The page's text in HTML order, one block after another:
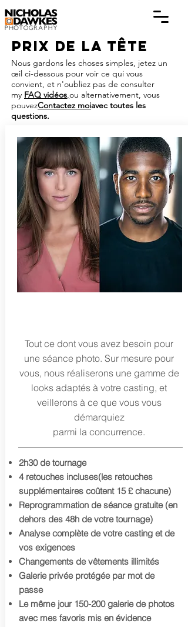
Prix de la tête
Nous gardons les choses simples, jetez un
œil ci-dessous pour voir ce qui vous
convient, et n'oubliez pas de consulter
my FAQ vidéos,ou alternativement, vous
pouvezContactez moiavec toutes les
questions.
Tout ce dont vous avez besoin pour
une séance photo. Sur mesure pour
vous, nous réaliserons une gamme de
looks adaptés à votre casting, et
veillerons à ce que vous vous
démarquiez
parmi la concurrence.
2h30 de tournage
4 retouches incluses(les retouches
supplémentaires coûtent 15 £ chacune)
Reprogrammation de séance gratuite (en
dehors des 48h de votre tournage)
Analyse complète de votre casting et de
vos exigences
Changements de vêtements illimités
Galerie privée protégée par mot de
passe
Le même jour 150-200 galerie de photos
avec mes favoris mis en évidence